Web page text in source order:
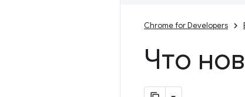
Chrome for Developers
Что